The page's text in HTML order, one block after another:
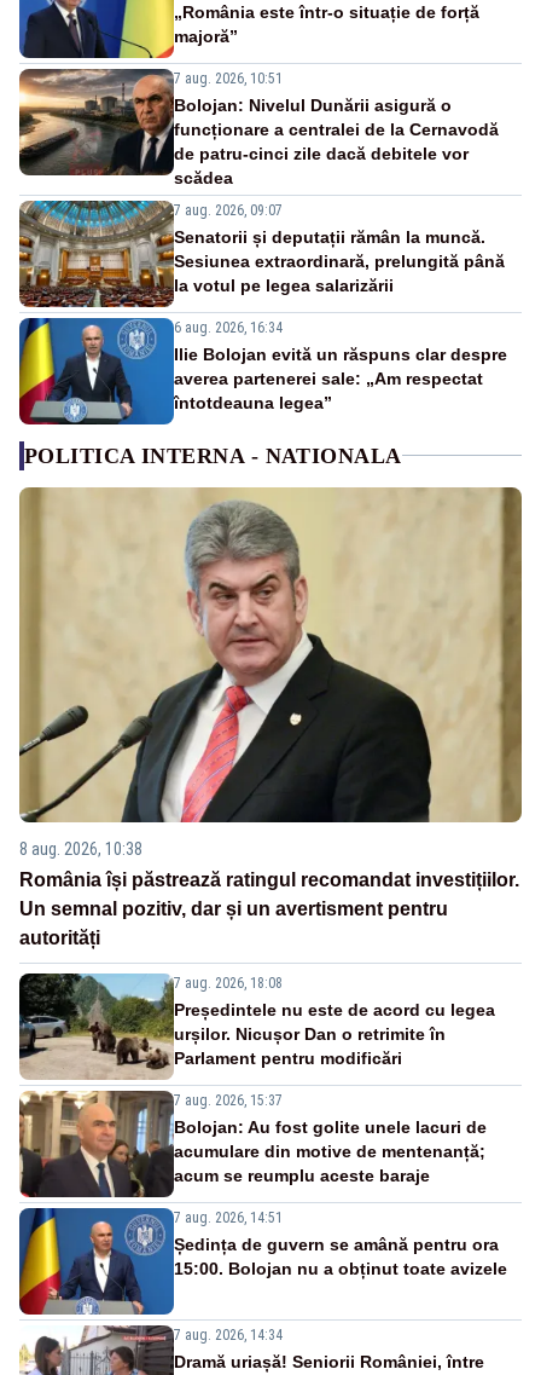
„România este într-o situație de forță
majoră”
7 aug. 2026, 10:51
Bolojan: Nivelul Dunării asigură o
funcționare a centralei de la Cernavodă
de patru-cinci zile dacă debitele vor
scădea
7 aug. 2026, 09:07
Senatorii și deputații rămân la muncă.
Sesiunea extraordinară, prelungită până
la votul pe legea salarizării
6 aug. 2026, 16:34
Ilie Bolojan evită un răspuns clar despre
averea partenerei sale: „Am respectat
întotdeauna legea”
POLITICA INTERNA - NATIONALA
8 aug. 2026, 10:38
România își păstrează ratingul recomandat investițiilor.
Un semnal pozitiv, dar și un avertisment pentru
autorități
7 aug. 2026, 18:08
Președintele nu este de acord cu legea
urșilor. Nicușor Dan o retrimite în
Parlament pentru modificări
7 aug. 2026, 15:37
Bolojan: Au fost golite unele lacuri de
acumulare din motive de mentenanță;
acum se reumplu aceste baraje
7 aug. 2026, 14:51
Ședința de guvern se amână pentru ora
15:00. Bolojan nu a obținut toate avizele
7 aug. 2026, 14:34
Dramă uriașă! Seniorii României, între